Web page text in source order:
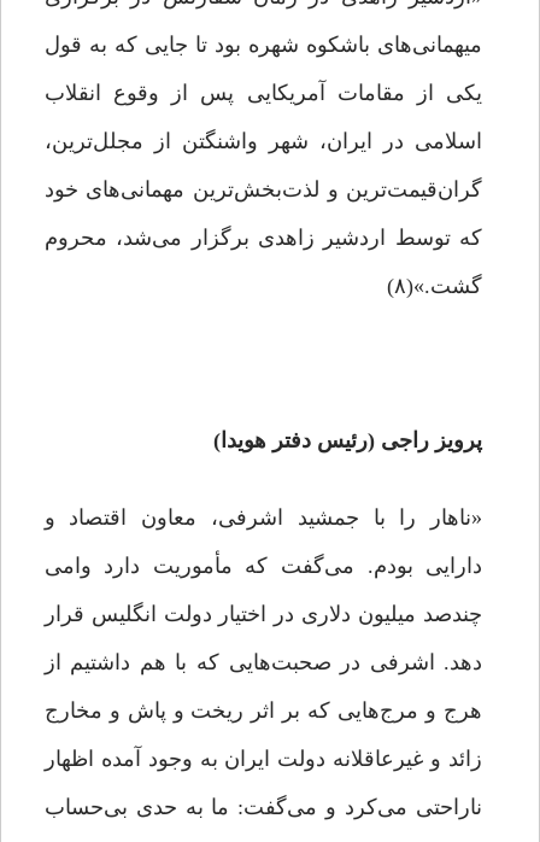
میهمانی‌های باشکوه شهره بود تا جایی که به قول
یکی از مقامات آمریکایی پس از وقوع انقلاب
اسلامی در ایران، شهر واشنگتن از مجلل‌ترین،
گران‌قیمت‌ترین و لذت‌بخش‌ترین مهمانی‌های خود
که توسط اردشیر زاهدی برگزار می‌شد، محروم
گشت.»(۸)
پرویز راجی (رئیس دفتر هویدا)
«ناهار را با جمشید اشرفی، معاون اقتصاد و
دارایی بودم. می‌گفت که مأموریت دارد وامی
چندصد میلیون دلاری در اختیار دولت انگلیس قرار
دهد. اشرفی در صحبت‌هایی که با هم داشتیم از
هرج و مرج‌هایی که بر اثر ریخت و پاش و مخارج
زائد و غیرعاقلانه دولت ایران به وجود آمده اظهار
ناراحتی می‌کرد و می‌گفت: ما به حدی بی‌حساب